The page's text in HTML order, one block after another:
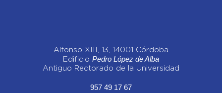
Alfonso XIII, 13, 14001 Córdoba
Edificio Pedro López de Alba
Antiguo Rectorado de la Universidad
957 49 17 67